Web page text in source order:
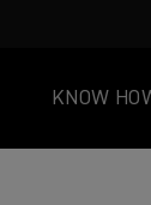
KNOW